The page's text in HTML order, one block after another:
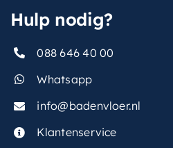
Hulp nodig?
088 646 40 00
Whatsapp
info@badenvloer.nl
Klantenservice